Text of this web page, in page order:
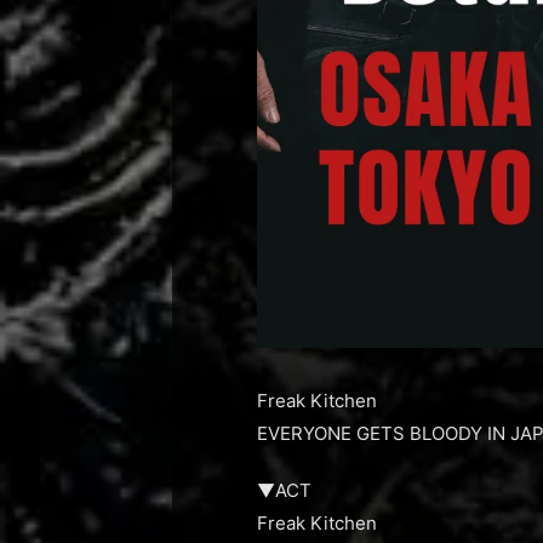
Freak Kitchen
EVERYONE GETS BLOODY IN
▼ACT
Freak Kitchen